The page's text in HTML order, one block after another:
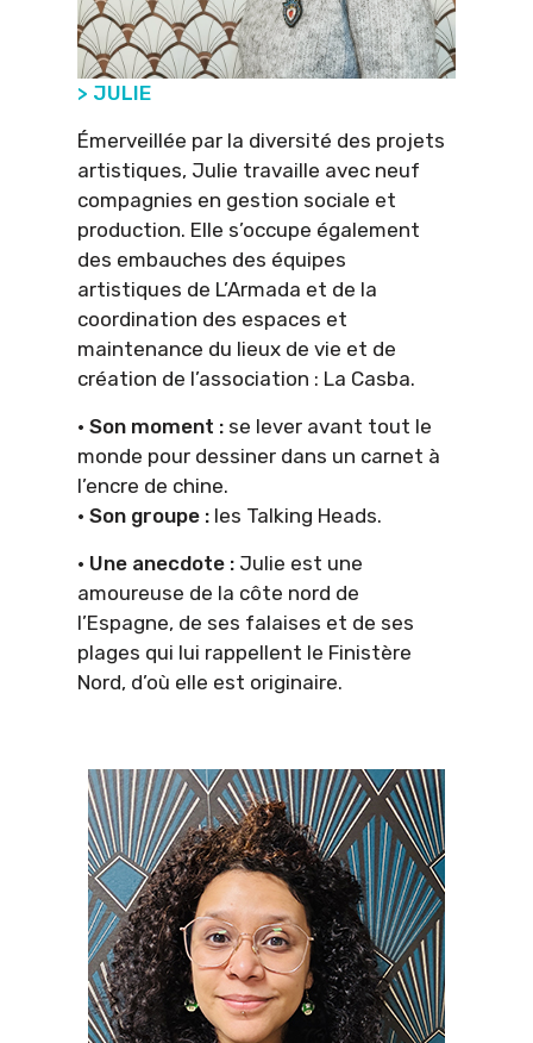
> JULIE
Émerveillée par la diversité des projets
artistiques, Julie travaille avec neuf
compagnies en gestion sociale et
production. Elle s’occupe également
des embauches des équipes
artistiques de L’Armada et de la
coordination des espaces et
maintenance du lieux de vie et de
création de l’association : La Casba.
· Son moment : se lever avant tout le
monde pour dessiner dans un carnet à
l’encre de chine.
· Son groupe : les Talking Heads.
· Une anecdote : Julie est une
amoureuse de la côte nord de
l’Espagne, de ses falaises et de ses
plages qui lui rappellent le Finistère
Nord, d’où elle est originaire.